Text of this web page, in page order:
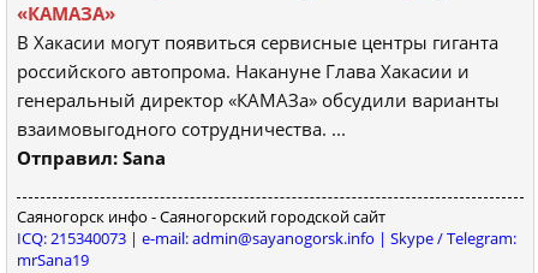
«КАМАЗА»
В Хакасии могут появиться сервисные центры гиганта
российского автопрома. Накануне Глава Хакасии и
генеральный директор «КАМАЗа» обсудили варианты
взаимовыгодного сотрудничества. ...
Отправил: Sana
Саяногорск инфо - Саяногорский городской сайт
ICQ: 215340073 | e-mail: admin@sayanogorsk.info | Skype / Telegram:
mrSana19